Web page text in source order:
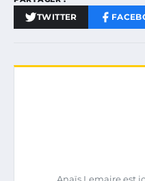
TWITTER